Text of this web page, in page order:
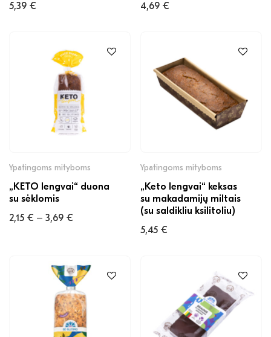
5,39 €
4,69 €
Ypatingoms mityboms
„KETO lengvai“ duona
su sėklomis
2,15 € – 3,69 €
Ypatingoms mityboms
„Keto lengvai“ keksas
su makadamijų miltais
(su saldikliu ksilitoliu)
5,45 €